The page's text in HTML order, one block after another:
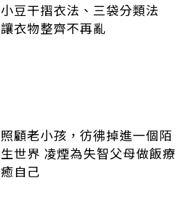
小豆干摺衣法、三袋分類法
讓衣物整齊不再亂
照顧老小孩，彷彿掉進一個陌
生世界 凌煙為失智父母做飯療
癒自己